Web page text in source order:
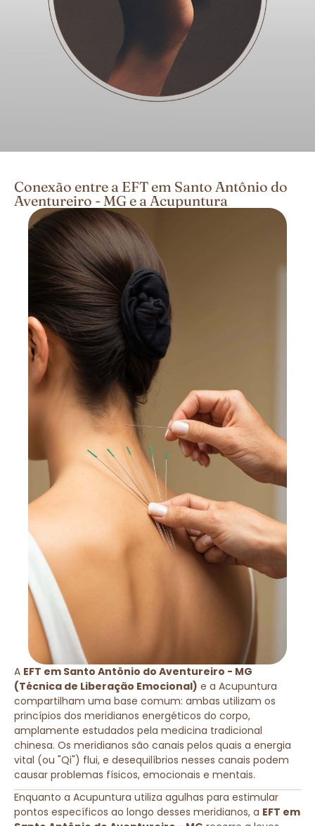
Conexão entre a EFT em Santo Antônio do
Aventureiro - MG e a Acupuntura
A EFT em Santo Antônio do Aventureiro - MG
(Técnica de Liberação Emocional) e a Acupuntura
compartilham uma base comum: ambas utilizam os
princípios dos meridianos energéticos do corpo,
amplamente estudados pela medicina tradicional
chinesa. Os meridianos são canais pelos quais a energia
vital (ou "Qi") flui, e desequilíbrios nesses canais podem
causar problemas físicos, emocionais e mentais.
Enquanto a Acupuntura utiliza agulhas para estimular
pontos específicos ao longo desses meridianos, a EFT em